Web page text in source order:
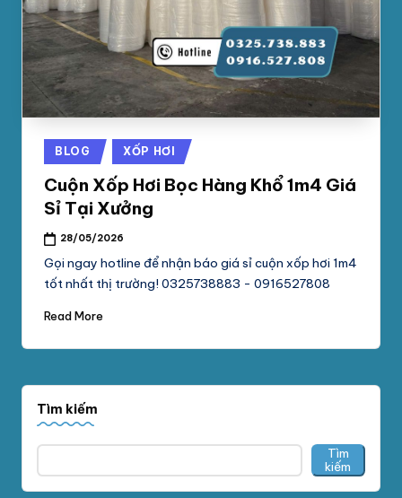
G
S
Ố
C
phối
mút
xốp
pe
foam,
xốp
chống
TpHCM,
Bình
Dương
Posted
in
BLOG XỐP HƠI
Cuộn Xốp Hơi Bọc Hàng Khổ 1m4 Giá
Sỉ Tại Xưởng
28/05/2026
Gọi ngay hotline để nhận báo giá sỉ cuộn xốp hơi 1m4
tốt nhất thị trường! 0325738883 - 0916527808
Read More
Tìm kiếm
Tìm
kiếm